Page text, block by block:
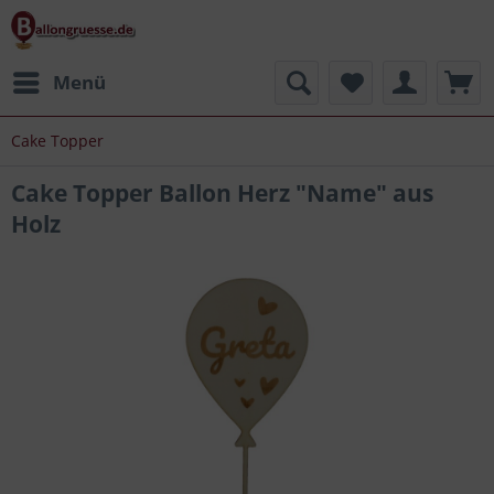
Menü
Cake Topper
Cake Topper Ballon Herz "Name" aus
Holz